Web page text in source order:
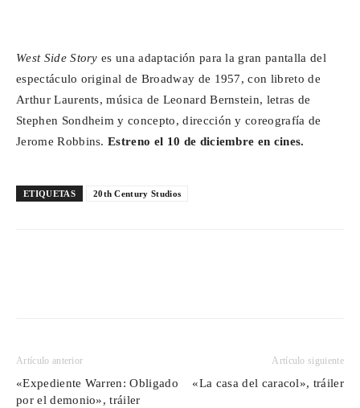
West Side Story es una adaptación para la gran pantalla del
espectáculo original de Broadway de 1957, con libreto de
Arthur Laurents, música de Leonard Bernstein, letras de
Stephen Sondheim y concepto, dirección y coreografía de
Jerome Robbins.Estreno el 10 de diciembre en cines.
ETIQUETAS 20th Century Studios
Artículo anterior
«Expediente Warren: Obligado
por el demonio», tráiler
Artículo siguiente
«La casa del caracol», tráiler